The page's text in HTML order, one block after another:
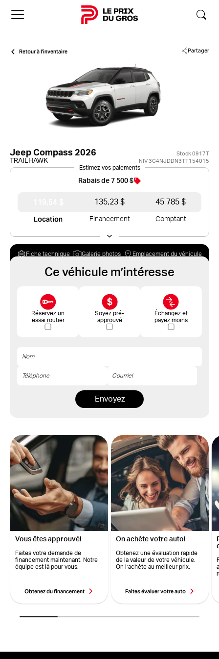
Accueil
Retour à l'inventaire Partager
Jeep Compass 2026 Stock 0917T
TRAILHAWK NIV 3C4NJDDN3TT154015
Estimez vos paiements
Rabais de 7 500 $
135,23 $ 45 785 $
Location Financement Comptant
Fiche technique Galerie photos Emplacement du véhicule
Ce véhicule m’intéresse
Réservez un
essai routier
Soyez pré-
approuvé
Échangez et
payez moins
Envoyez
Vous êtes approuvé!
Faites votre demande de
financement maintenant. Notre
équipe est là pour vous.
Obtenez du financement
On achète votre auto!
Obtenez une évaluation rapide
de la valeur de votre véhicule.
On l’achète au meilleur prix.
Faites évaluer votre auto